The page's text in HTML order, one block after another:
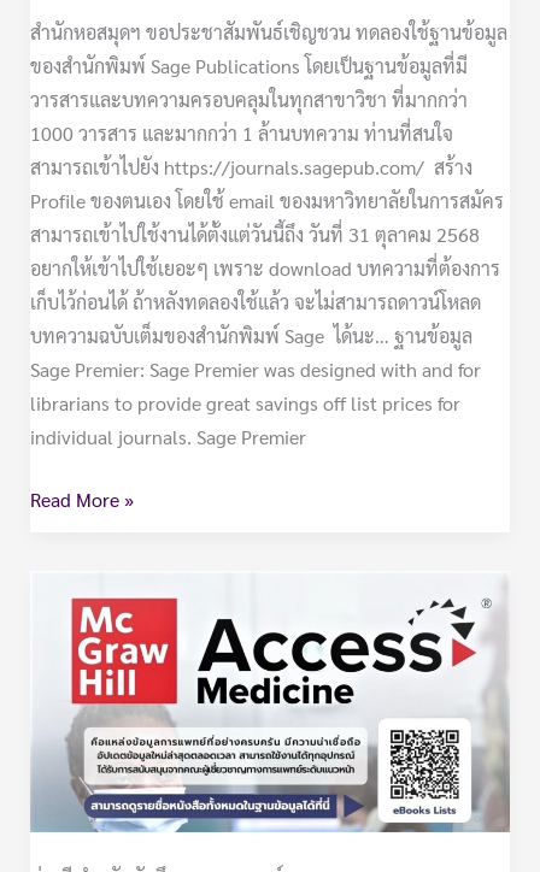
สำนักหอสมุดฯ ขอประชาสัมพันธ์เชิญชวน ทดลองใช้ฐานข้อมูล
ของสำนักพิมพ์ Sage Publications โดยเป็นฐานข้อมูลที่มี
วารสารและบทความครอบคลุมในทุกสาขาวิชา ที่มากกว่า
1000 วารสาร และมากกว่า 1 ล้านบทความ ท่านที่สนใจ
สามารถเข้าไปยัง https://journals.sagepub.com/ สร้าง
Profile ของตนเอง โดยใช้ email ของมหาวิทยาลัยในการสมัคร
สามารถเข้าไปใช้งานได้ตั้งแต่วันนี้ถึง วันที่ 31 ตุลาคม 2568
อยากให้เข้าไปใช้เยอะๆ เพราะ download บทความที่ต้องการ
เก็บไว้ก่อนได้ ถ้าหลังทดลองใช้แล้ว จะไม่สามารถดาวน์โหลด
บทความฉบับเต็มของสำนักพิมพ์ Sage ได้นะ… ฐานข้อมูล
Sage Premier: Sage Premier was designed with and for
librarians to provide great savings off list prices for
individual journals. Sage Premier
Read More »
AccessMedicine